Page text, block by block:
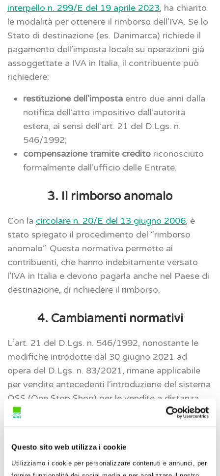
Questo sito web utilizza i cookie
Utilizziamo i cookie per personalizzare contenuti e annunci, per
interpello n. 299/E del 19 aprile 2023, ha chiarito
le modalità per ottenere il rimborso dell’IVA. Se lo
Stato di destinazione (es. Danimarca) richiede il
pagamento dell’imposta locale su operazioni già
assoggettate a IVA in Italia, il contribuente può
richiedere:
restituzione dell’imposta entro due anni dalla
notifica dell’atto impositivo dall’autorità
estera, ai sensi dell’art. 21 del D.Lgs. n.
546/1992;
compensazione tramite credito riconosciuto
formalmente dall’ufficio delle Entrate.
3. Il rimborso anomalo
Con la circolare n. 20/E del 13 giugno 2006, è
stato spiegato il procedimento del “rimborso
anomalo”. Questa normativa permette ai
contribuenti, che hanno indebitamente versato
l’IVA in Italia e devono pagarla anche nel Paese di
destinazione, di richiedere il rimborso.
4. Cambiamenti normativi
L’art. 21 del D.Lgs. n. 546/1992, nonostante le
modifiche introdotte dal 30 giugno 2021 ad
opera del D.Lgs. n. 83/2021, rimane applicabile
per vendite antecedenti l’introduzione del sistema
OSS (One Stop Shop) per le vendite a distanza.